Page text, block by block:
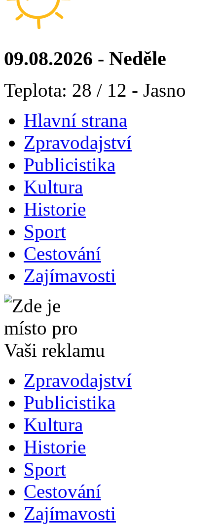
09.08.2026 - Neděle
Teplota: 28 / 12 - Jasno
Hlavní strana
Zpravodajství
Publicistika
Kultura
Historie
Sport
Cestování
Zajímavosti
Zpravodajství
Publicistika
Kultura
Historie
Sport
Cestování
Zajímavosti